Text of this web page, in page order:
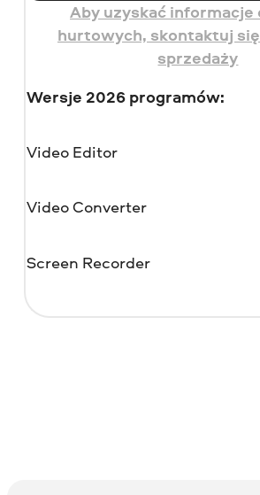
Aby uzyskać informacje
hurtowych, skontaktuj się
sprzedaży
Wersje 2026 programów:
Video Editor
Video Converter
Screen Recorder